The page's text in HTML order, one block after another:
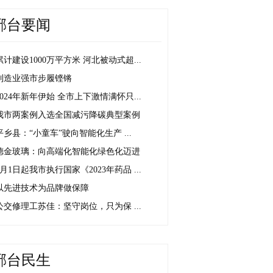
台要闻
计建设1000万平方米 河北被动式超...
造业强市步履铿锵
年新年伊始 全市上下激情满怀只...
市两案例入选全国减污降碳典型案例
乡县：“小童车”驶向智能化生产 ...
金玻璃：向高端化智能化绿色化迈进
1日起我市执行国家《2023年药品 ...
先进技术为品牌做保障
交修理工苏佳：坚守岗位，只为保 ...
台民生